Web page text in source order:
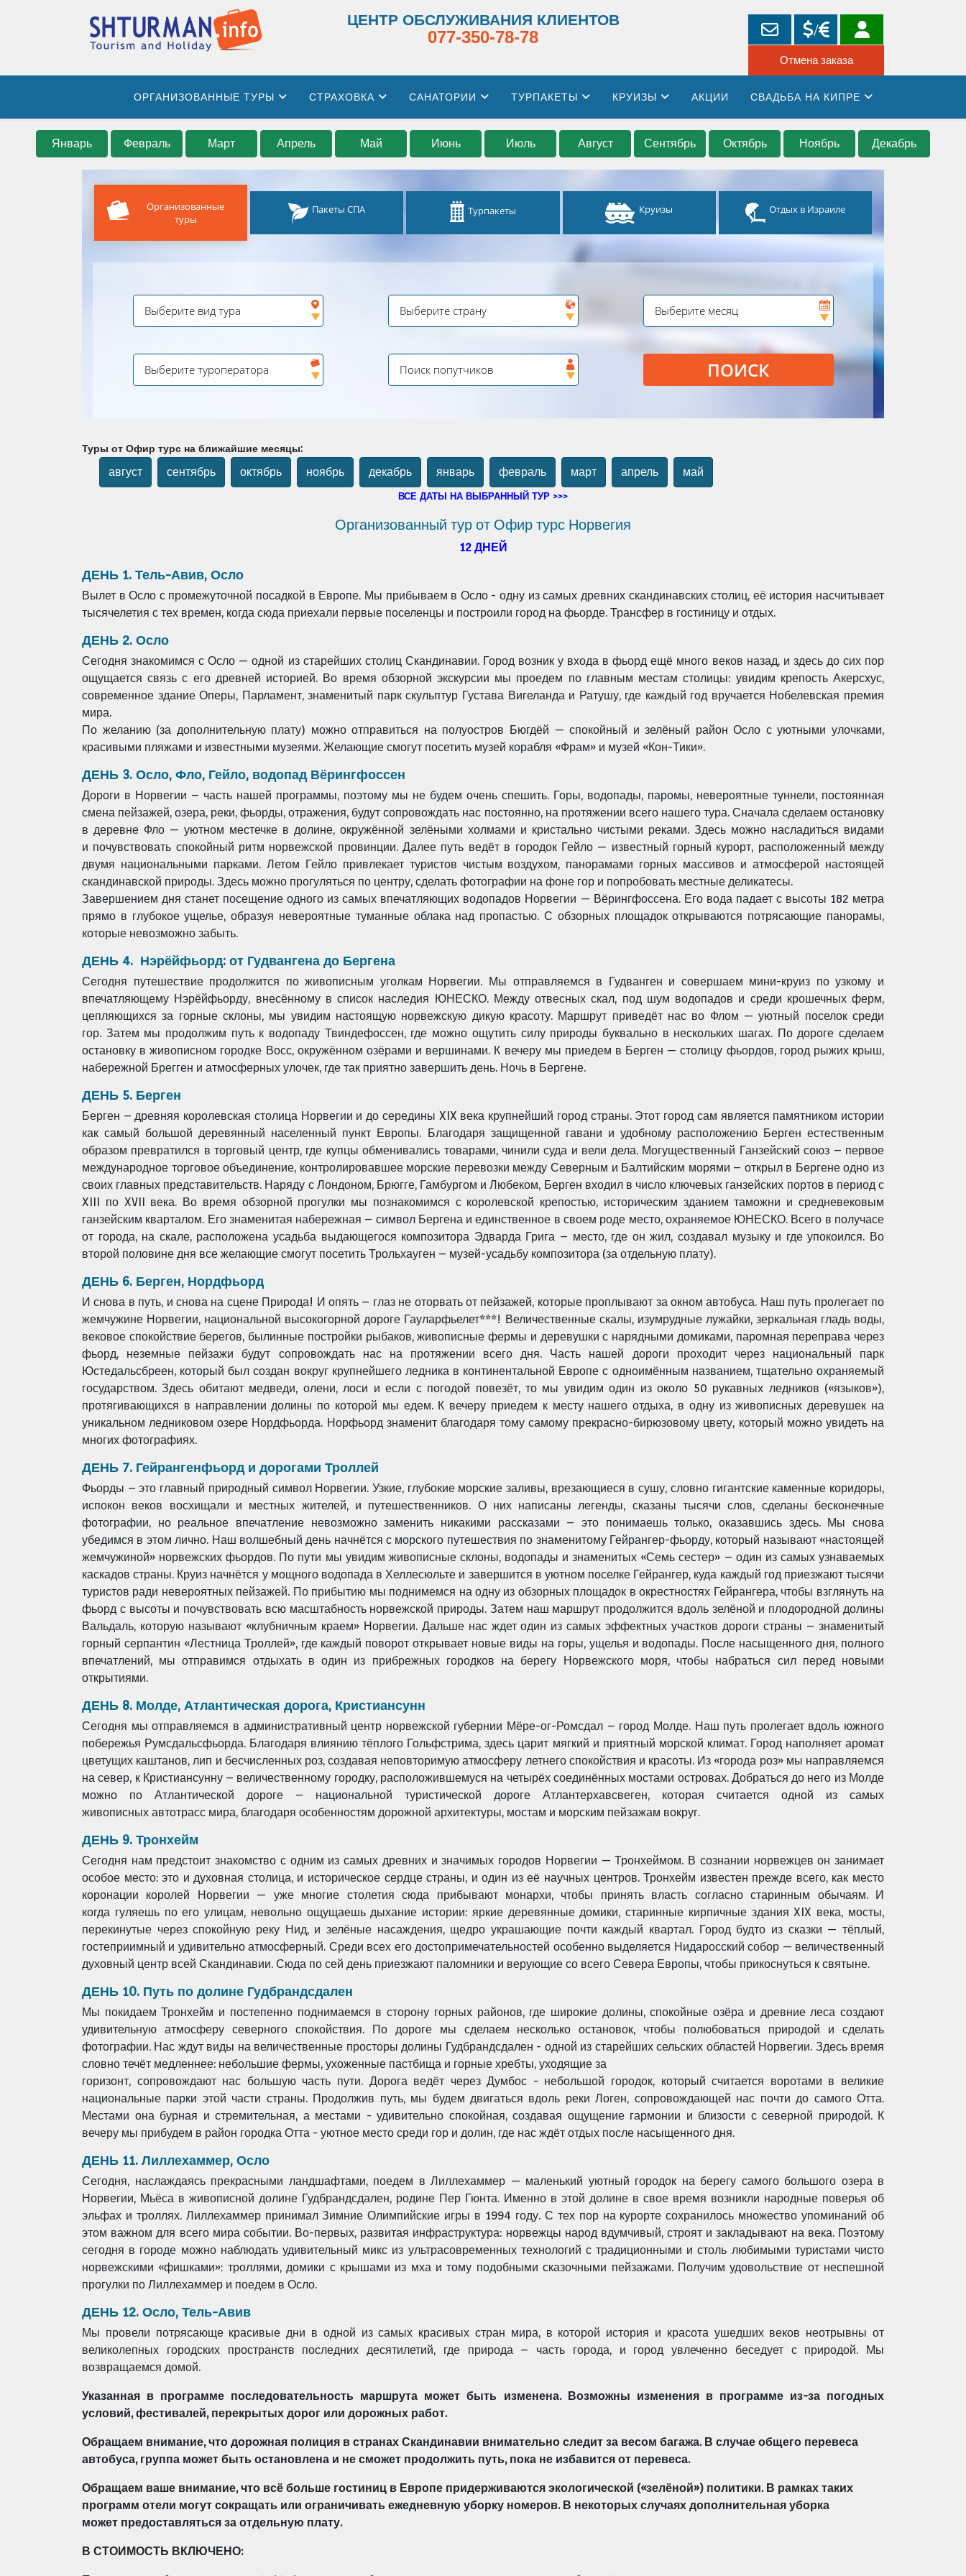
ЦЕНТР ОБСЛУЖИВАНИЯ КЛИЕНТОВ
077-350-78-78
ОРГАНИЗОВАННЫЕ ТУРЫ СТРАХОВКА САНАТОРИИ ТУРПАКЕТЫ КРУИЗЫ АКЦИИ СВАДЬБА НА КИПРЕ
Январь Февраль Март Апрель Май Июнь Июль Август Сентябрь Октябрь Ноябрь Декабрь
Организованные
туры
Пакеты СПА Турпакеты Круизы Отдых в Израиле
ПОИСК
Туры от Офир турс на ближайшие месяцы:
август сентябрь октябрь ноябрь декабрь январь февраль март апрель май
ВСЕ ДАТЫ НА ВЫБРАННЫЙ ТУР >>>
Организованный тур от Офир турс Норвегия
12 ДНЕЙ
ДЕНЬ 1. Тель-Авив, Осло
Вылет в Осло с промежуточной посадкой в Европе. Мы прибываем в Осло - одну из самых древних скандинавских столиц, её история насчитывает
тысячелетия с тех времен, когда сюда приехали первые поселенцы и построили город на фьорде. Трансфер в гостиницу и отдых.
ДЕНЬ 2. Осло
Сегодня знакомимся с Осло — одной из старейших столиц Скандинавии. Город возник у входа в фьорд ещё много веков назад, и здесь до сих пор
ощущается связь с его древней историей. Во время обзорной экскурсии мы проедем по главным местам столицы: увидим крепость Акерсхус,
современное здание Оперы, Парламент,знаменитый парк скульптур Густава Вигеланда и Ратушу, где каждый год вручаетcя Нобелевская премия
мира.
По желанию (за дополнительную плату) можно отправиться на полуостров Бюгдёй — спокойный и зелёный район Осло с уютными улочками,
красивыми пляжами и известными музеями. Желающие смогут посетить музей корабля «Фрам» и музей «Кон-Тики».
ДЕНЬ 3. Осло, Фло, Гейло, водопад Вёрингфоссен
Дороги в Норвегии – часть нашей программы, поэтому мы не будем очень спешить. Горы, водопады, паромы, невероятные туннели, постоянная
смена пейзажей, озера, реки, фьорды, отражения, будут сопровождать нас постоянно, на протяжении всего нашего тура. Сначала сделаем остановку
в деревне Фло — уютном местечке в долине, окружённой зелёными холмами и кристально чистыми реками. Здесь можно насладиться видами
и почувствовать спокойный ритм норвежской провинции. Далее путь ведёт в городок Гейло — известный горный курорт, расположенный между
двумя национальными парками. Летом Гейло привлекает туристов чистым воздухом, панорамами горных массивов и атмосферой настоящей
скандинавской природы. Здесь можно прогуляться по центру, сделать фотографии на фоне гор и попробовать местные деликатесы.
Завершением дня станет посещение одного из самых впечатляющих водопадов Норвегии — Вёрингфоссена. Его вода падает с высоты 182 метра
прямо в глубокое ущелье, образуя невероятные туманные облака над пропастью. С обзорных площадок открываются потрясающие панорамы,
которые невозможно забыть.
ДЕНЬ 4. Нэрёйфьорд: от Гудвангена до Бергена
Сегодня путешествие продолжится по живописным уголкам Норвегии. Мы отправляемся в Гудванген и совершаем мини-круиз по узкому и
впечатляющему Нэрёйфьорду, внесённому в список наследия ЮНЕСКО. Между отвесных скал, под шум водопадов и среди крошечных ферм,
цепляющихся за горные склоны, мы увидим настоящую норвежскую дикую красоту. Маршрут приведёт нас во Флом — уютный поселок среди
гор. Затем мы продолжим путь к водопаду Твиндефоссен, где можно ощутить силу природы буквально в нескольких шагах. По дороге сделаем
остановку в живописном городке Восс, окружённом озёрами и вершинами. К вечеру мы приедем в Берген — столицу фьордов, город рыжих крыш,
набережной Брегген и атмосферных улочек, где так приятно завершить день. Ночь в Бергене.
ДЕНЬ 5. Берген
Берген – древняя королевская столица Норвегии и до середины XIX века крупнейший город страны. Этот город сам является памятником истории
как самый большой деревянный населенный пункт Европы. Благодаря защищенной гавани и удобному расположению Берген естественным
образом превратился вторговый центр, где купцы обменивались товарами, чинили суда и вели дела. Могущественный Ганзейский союз – первое
международное торговое объединение, контролировавшее морские перевозки между Северным и Балтийским морями – открыл в Бергене одно из
своих главных представительств. Наряду с Лондоном, Брюгге, Гамбургом и Любеком, Берген входил в число ключевых ганзейских портов в период с
XIII по XVII века. Во время обзорной прогулки мы познакомимся с королевской крепостью, историческим зданием таможни исредневековым
ганзейским кварталом. Его знаменитая набережная – символ Бергена и единственное всвоем роде место, охраняемое ЮНЕСКО. Всего в получасе
от города, на скале, расположена усадьба выдающегося композитора Эдварда Грига – место, где он жил, создавал музыку и где упокоился. Во
второй половине дня все желающие смогут посетить Трольхауген – музей-усадьбу композитора (за отдельную плату).
ДЕНЬ 6. Берген, Нордфьорд
И снова в путь, и снова на сцене Природа! И опять – глаз не оторвать от пейзажей, которые проплывают за окном автобуса. Наш путь пролегает по
жемчужине Норвегии, национальной высокогорной дороге Гауларфьелет***! Величественные скалы, изумрудные лужайки, зеркальная гладь воды,
вековое спокойствие берегов, былинные постройки рыбаков, живописные фермы и деревушки с нарядными домиками, паромная переправа через
фьорд, неземные пейзажи будут сопровождать нас на протяжении всего дня. Часть нашей дороги проходит через национальный парк
Юстедальсбреен, который был создан вокруг крупнейшего ледника в континентальной Европе с одноимённым названием, тщательно охраняемый
государством. Здесь обитают медведи, олени, лоси и если с погодой повезёт, то мы увидим один из около 50 рукавных ледников («языков»),
протягивающихся в направлении долины по которой мы едем. К вечеру приедем к месту нашегоотдыха, в одну из живописных деревушек на
уникальном ледниковом озере Нордфьорда. Норфьорд знаменит благодаря тому самому прекрасно-бирюзовому цвету, который можно увидеть на
многих фотографиях.
ДЕНЬ 7. Гейрангенфьорд и дорогами Троллей
Фьорды – это главный природный символ Норвегии. Узкие, глубокие морские заливы, врезающиеся в сушу, словно гигантские каменные коридоры,
испокон веков восхищали и местных жителей, и путешественников. О них написаны легенды, сказаны тысячи слов, сделаны бесконечные
фотографии, но реальное впечатление невозможно заменить никакими рассказами – это понимаешь только, оказавшись здесь. Мы снова
убедимся в этом лично. Наш волшебный день начнётся с морского путешествия по знаменитому Гейрангер-фьорду, который называют «настоящей
жемчужиной» норвежских фьордов. По пути мы увидим живописные склоны, водопады и знаменитых «Семь сестер» – один из самых узнаваемых
каскадов страны. Круиз начнётся у мощного водопада в Хеллесюльте и завершится в уютном поселке Гейрангер, куда каждый год приезжаюттысячи
туристов ради невероятных пейзажей. По прибытию мы поднимемся на одну из обзорных площадок вокрестностях Гейрангера, чтобы взглянуть на
фьорд с высоты и почувствовать всю масштабность норвежской природы. Затем наш маршрут продолжится вдоль зелёной и плодородной долины
Вальдаль, которую называют «клубничным краем» Норвегии. Дальше нас ждет один из самых эффектных участков дорогистраны – знаменитый
горный серпантин «Лестница Троллей», где каждый поворот открывает новые виды на горы, ущелья и водопады. После насыщенного дня, полного
впечатлений, мы отправимся отдыхать в один из прибрежных городков на берегу Норвежского моря, чтобы набраться сил перед новыми
открытиями.
ДЕНЬ 8. Молде, Атлантическая дорога, Кристиансунн
Сегодня мы отправляемся в административный центр норвежской губернии Мёре-ог-Ромсдал – город Молде. Наш путь пролегает вдоль южного
побережья Румсдальсфьорда. Благодаря влиянию тёплого Гольфстрима,здесь царит мягкий и приятный морской климат. Город наполняет аромат
цветущих каштанов, лип и бесчисленных роз, создавая неповторимую атмосферу летнего спокойствия и красоты. Из «города роз» мы направляемся
на север, к Кристиансунну – величественному городку, расположившемуся на четырёх соединённых мостами островах. Добраться до него из Молде
можно по Атлантической дороге – национальной туристической дороге Атлантерхавсвеген, которая считается одной из самых
живописных автотрасс мира, благодаря особенностям дорожной архитектуры, мостам и морским пейзажам вокруг.
ДЕНЬ 9. Тронхейм
Сегодня нам предстоит знакомство с одним из самых древних и значимых городов Норвегии — Тронхеймом. В сознании норвежцев он занимает
особое место: это и духовная столица, и историческое сердце страны, иодин из её научных центров. Тронхейм известен прежде всего, как место
коронации королей Норвегии — уже многие столетия сюда прибывают монархи, чтобы принять власть согласно старинным обычаям. И
когда гуляешь по его улицам, невольно ощущаешь дыхание истории: яркие деревянные домики, старинные кирпичные здания XIX века, мосты,
перекинутые через спокойную реку Нид, и зелёные насаждения, щедро украшающие почти каждый квартал. Город будто из сказки — тёплый,
гостеприимный и удивительноатмосферный. Среди всех его достопримечательностей особенно выделяется Нидаросский собор — величественный
духовный центр всей Скандинавии. Сюда по сей день приезжают паломники и верующие со всего Севера Европы, чтобы прикоснуться к святыне.
ДЕНЬ 10. Путь по долине Гудбрандсдален
Мы покидаем Тронхейм и постепенно поднимаемся в сторону горных районов, где широкие долины,спокойные озёра и древние леса создают
удивительную атмосферу северного спокойствия. По дороге мы сделаем несколько остановок, чтобы полюбоваться природой и сделать
фотографии. Нас ждут виды на величественные просторы долины Гудбрандсдален - одной из старейших сельских областей Норвегии. Здесь время
словно течёт медленнее: небольшие фермы, ухоженные пастбища и горные хребты, уходящие за
горизонт, сопровождают нас большую часть пути. Дорога ведёт через Думбос - небольшой городок, которыйсчитается воротами в великие
национальные парки этой части страны. Продолжив путь, мы будем двигаться вдоль реки Логен, сопровождающей нас почти до самого Отта.
Местами она бурная и стремительная, а местами - удивительно спокойная, создавая ощущение гармонии и близости с северной природой. К
вечеру мы прибудем в район городка Отта - уютное место среди гор и долин, где нас ждёт отдых после насыщенного дня.
ДЕНЬ 11. Лиллехаммер, Осло
Сегодня, наслаждаясь прекрасными ландшафтами, поедем в Лиллехаммер — маленький уютный городок на берегу самого большого озера в
Норвегии, Мьёса в живописной долине Гудбрандсдален, родине Пер Гюнта. Именно в этой долине в свое время возникли народные поверья об
эльфах и троллях. Лиллехаммер принимал Зимние Олимпийские игры в 1994 году. С тех пор на курорте сохранилось множество упоминанийоб
этом важном для всего мира событии. Во-первых, развитая инфраструктура: норвежцы народ вдумчивый,строят и закладывают на века. Поэтому
сегодня в городе можно наблюдать удивительный микс из ультрасовременных технологий с традиционными и столь любимыми туристами чисто
норвежскими «фишками»: троллями, домики с крышами из мха и тому подобными сказочными пейзажами. Получимудовольствие от неспешной
прогулки по Лиллехаммер и поедем в Осло.
ДЕНЬ 12. Осло, Тель-Авив
Мы провели потрясающе красивые дни в одной из самых красивых стран мира, в которой история и красота ушедших веков неотрывны от
великолепных городских пространств последних десятилетий, где природа – часть города, и город увлеченно беседует с природой. Мы
возвращаемся домой.
Указанная в программе последовательность маршрута может быть изменена. Возможны изменения в программе из-за погодных
условий, фестивалей, перекрытых дорог или дорожных работ.
Обращаем внимание, что дорожная полиция в странах Скандинавии внимательно следит за весом багажа. В случае общего перевеса
автобуса, группа может быть остановлена и не сможет продолжить путь, пока не избавится от перевеса.
Обращаем ваше внимание, что всё больше гостиниц в Европе придерживаются экологической («зелёной») политики. В рамках таких
программ отели могут сокращать или ограничивать ежедневную уборку номеров. В некоторых случаях дополнительная уборка
может предоставляться за отдельную плату.
В СТОИМОСТЬ ВКЛЮЧЕНО: